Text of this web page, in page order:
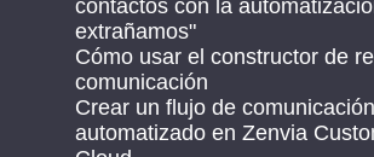
contactos con la
extrañamos"
Cómo usar el constructor de
comunicación
Crear un flujo de comunicación
automatizado en Zenvia